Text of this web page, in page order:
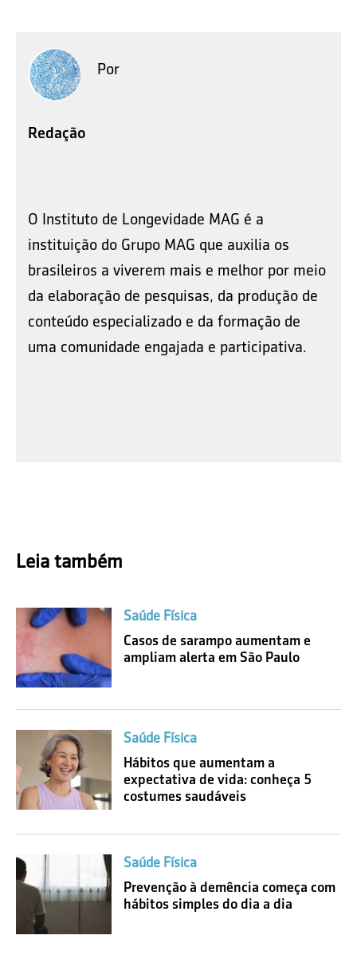
Por
Redação
O Instituto de Longevidade MAG é a
instituição do Grupo MAG que auxilia os
brasileiros a viverem mais e melhor por meio
da elaboração de pesquisas, da produção de
conteúdo especializado e da formação de
uma comunidade engajada e participativa.
Leia também
Saúde Física
Casos de sarampo aumentam e
ampliam alerta em São Paulo
Saúde Física
Hábitos que aumentam a
expectativa de vida: conheça 5
costumes saudáveis
Saúde Física
Prevenção à demência começa com
hábitos simples do dia a dia